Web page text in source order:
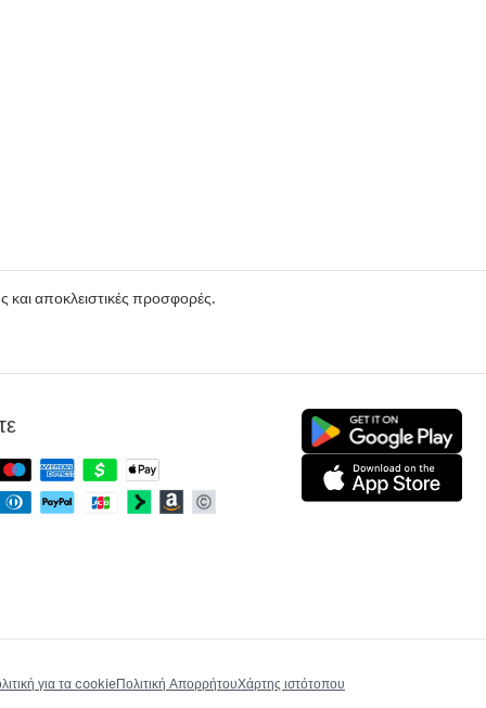
και αποκλειστικές προσφορές.
για τα cookieΠολιτική ΑπορρήτουΧάρτης ιστότοπου